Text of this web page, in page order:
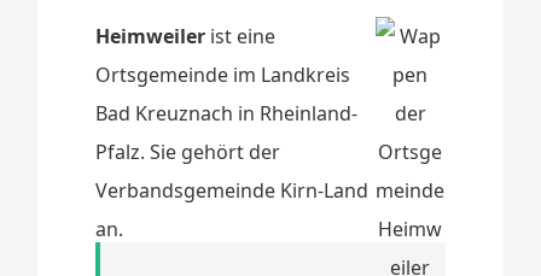
Heimweiler ist eine
Ortsgemeinde im Landkreis
Bad Kreuznach in Rheinland-
Pfalz. Sie gehört der
Verbandsgemeinde Kirn-Land
an.